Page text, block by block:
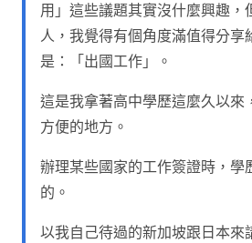
用」這些議題其實沒什麼興趣，
人，我覺得有個角度滿值得分享
是：「出國工作」。
這是我拿著高中學歷這麼久以來
方便的地方。
辦理某些國家的工作簽證時，學
的。
以我自己待過的新加坡跟日本來